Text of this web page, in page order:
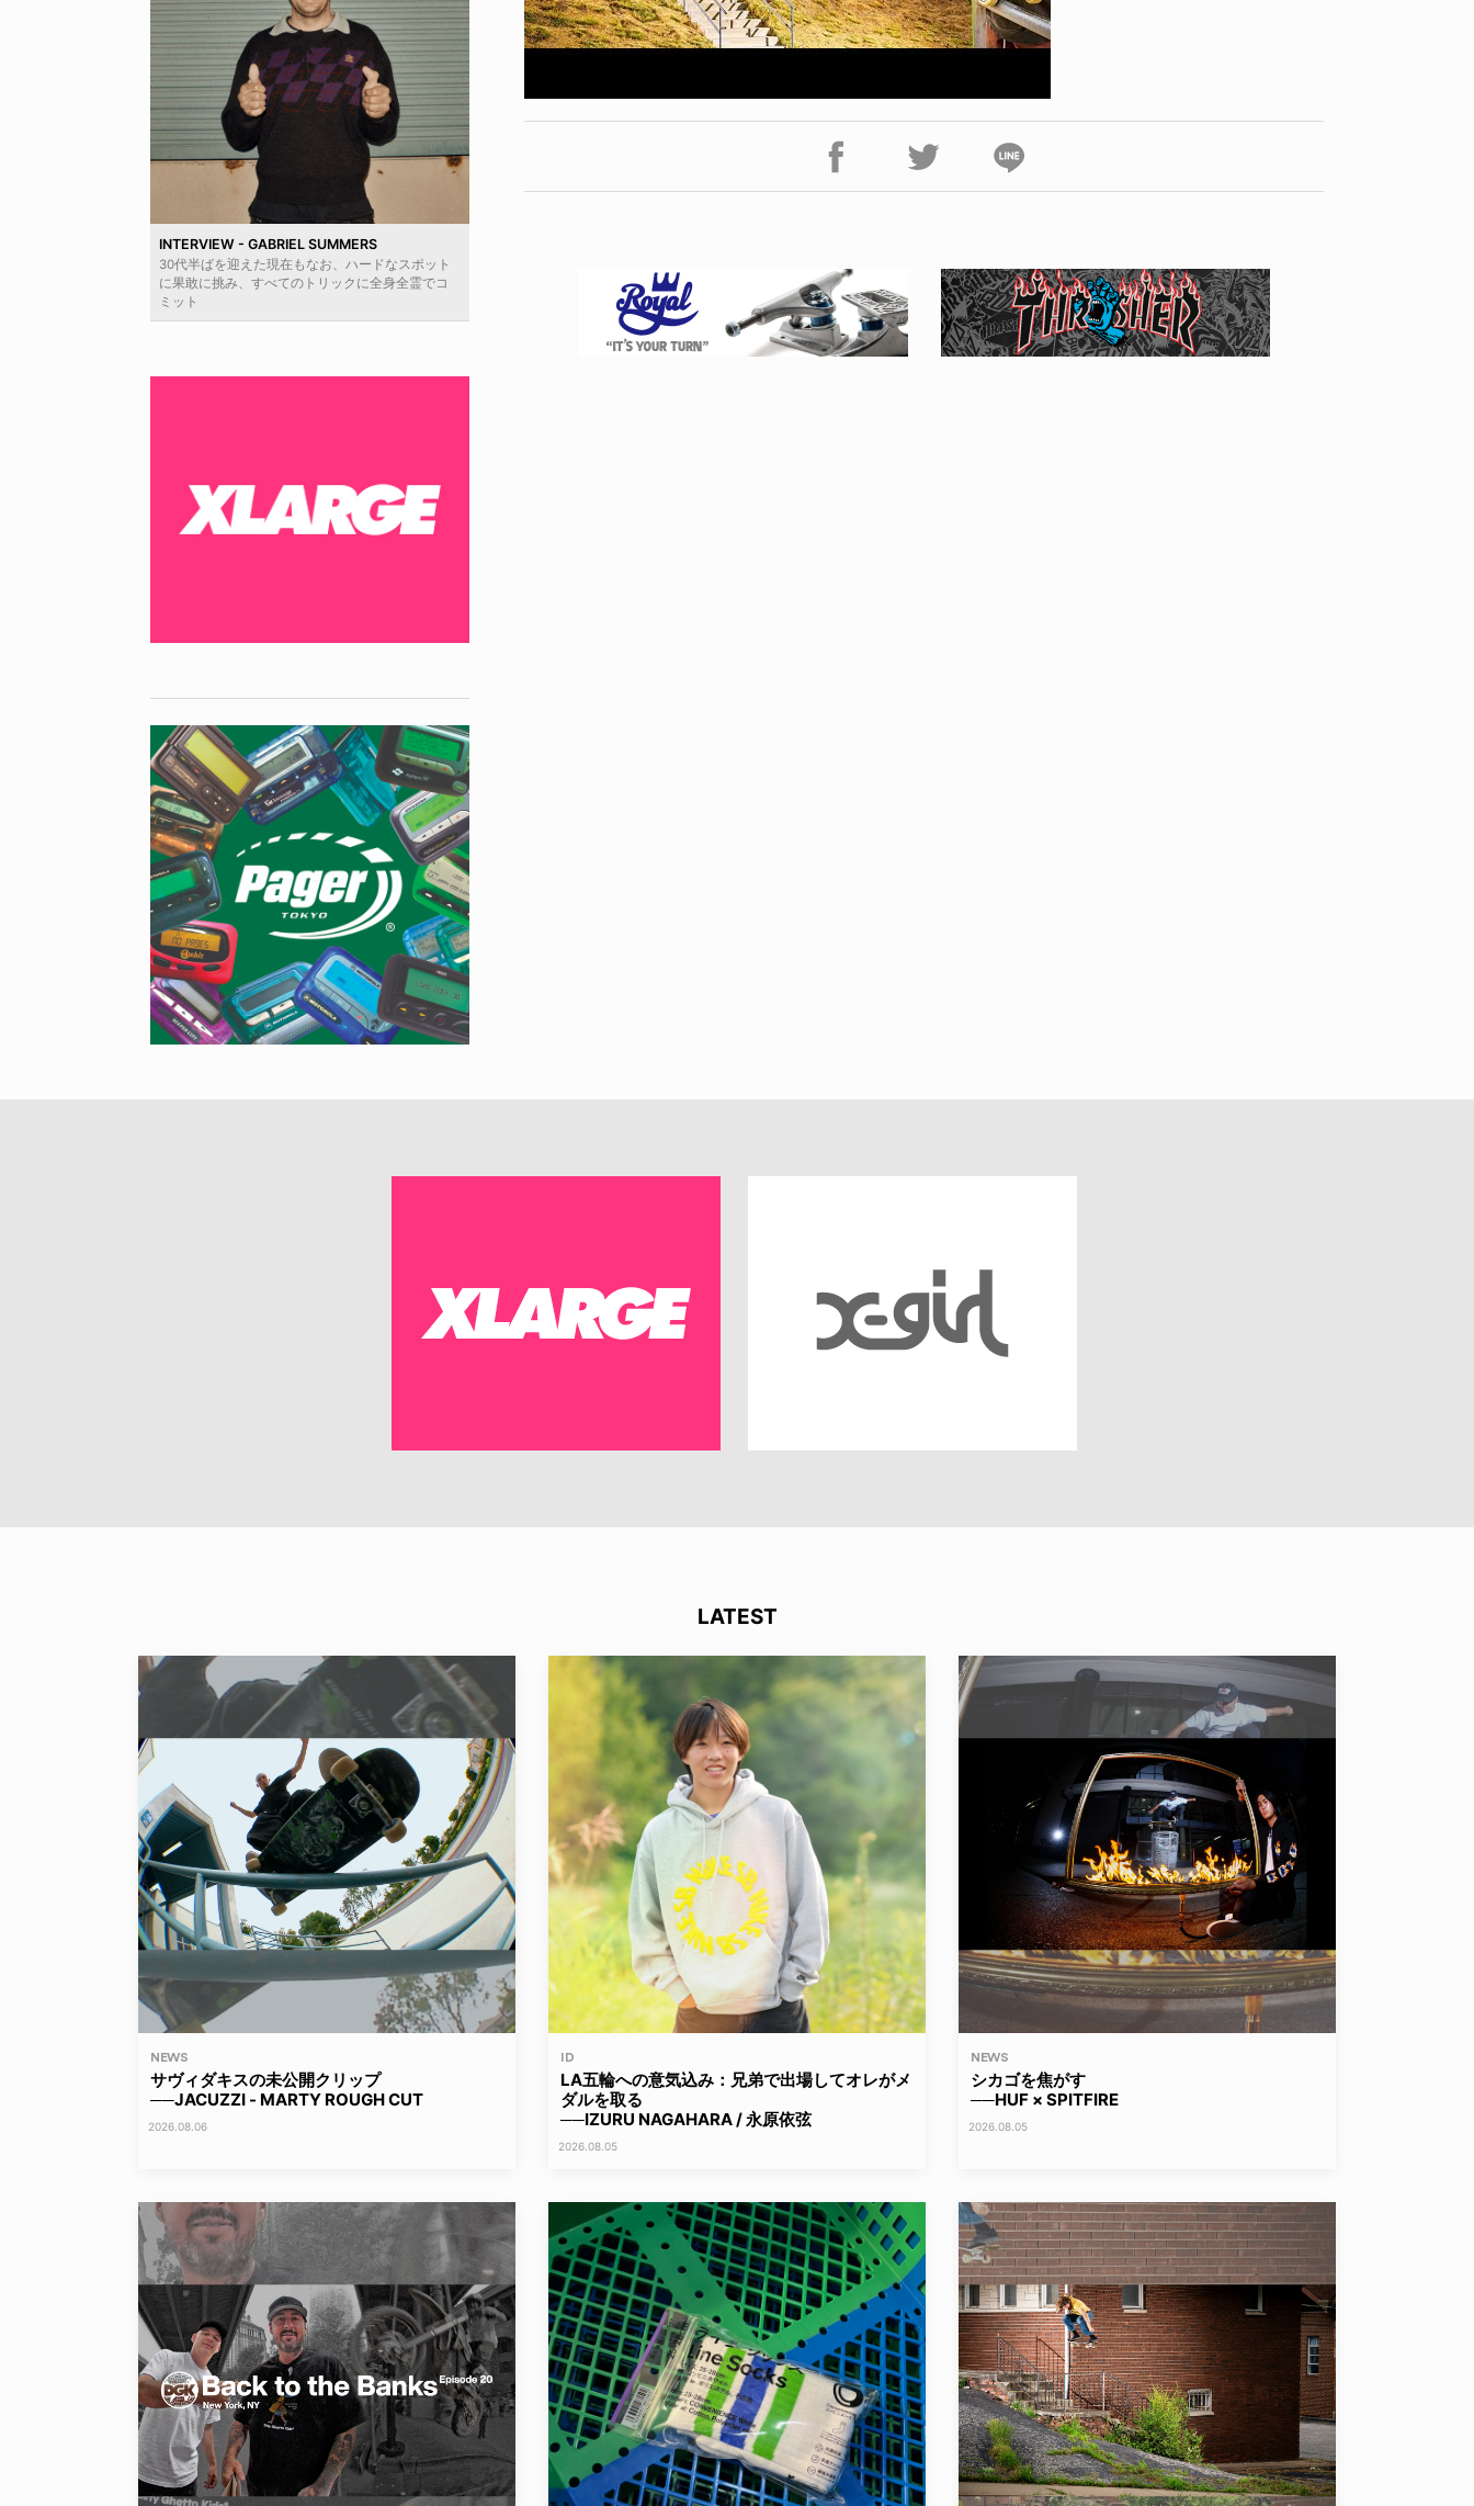
INTERVIEW - GABRIEL SUMMERS
30代半ばを迎えた現在もなお、ハードなスポット
に果敢に挑み、すべてのトリックに全身全霊でコ
ミット
LATEST
NEWS
サヴィダキスの未公開クリップ
──JACUZZI - MARTY ROUGH CUT
2026.08.06
ID
LA五輪への意気込み：兄弟で出場してオレがメ
ダルを取る
──IZURU NAGAHARA / 永原依弦
2026.08.05
NEWS
シカゴを焦がす
──HUF × SPITFIRE
2026.08.05